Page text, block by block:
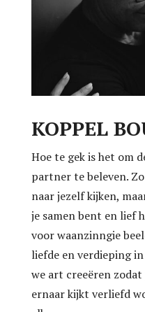
KOPPEL
Hoe te gek is het om
partner te beleven.
naar jezelf kijken,
je samen bent en lief
voor waanzinngie
liefde en verdieping
we art creeëren zodat
ernaar kijkt verliefd